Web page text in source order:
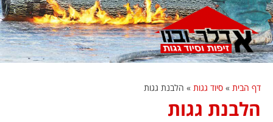
דף הבית » סיוד גגות » הלבנת גגות
הלבנת גגות